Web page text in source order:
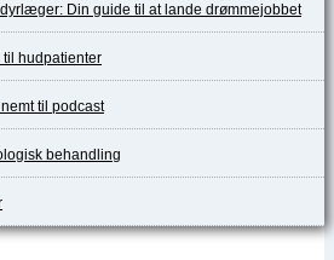
Din guide til at lande drømmejobbet
hudpatienter
til podcast
behandling